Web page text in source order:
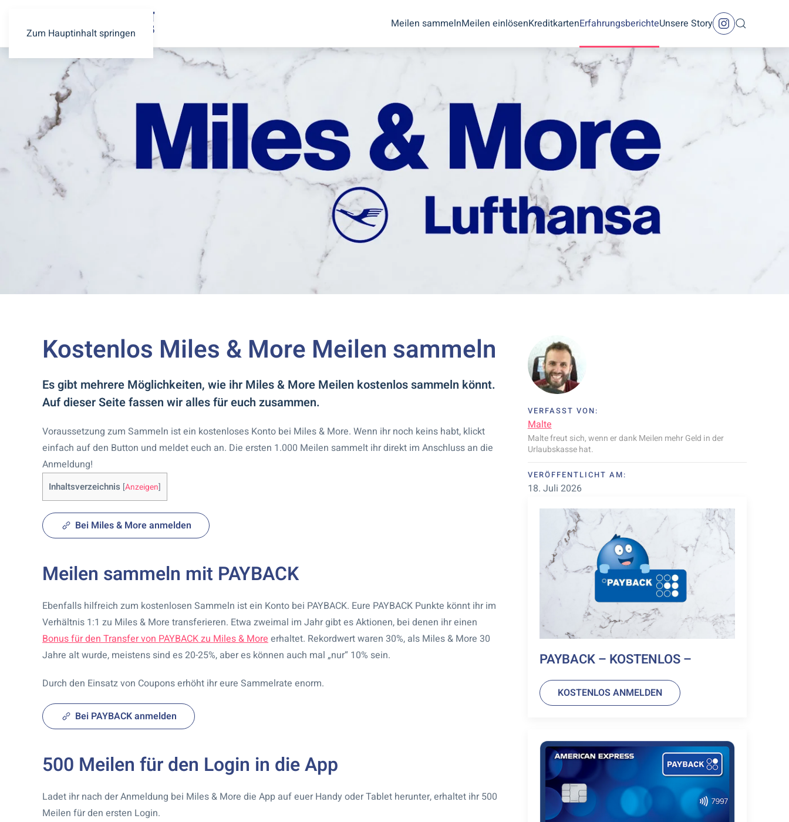
Zum Hauptinhalt springen
Meilen sammelnMeilen einlösenKreditkartenErfahrungsberichteUnsere Story
Kostenlos Miles & More Meilen sammeln
Es gibt mehrere Möglichkeiten, wie ihr Miles & More Meilen kostenlos sammeln könnt.
Auf dieser Seite fassen wir alles für euch zusammen.
Voraussetzung zum Sammeln ist ein kostenloses Konto bei Miles & More. Wenn ihr noch keins habt, klickt
einfach auf den Button und meldet euch an. Die ersten 1.000 Meilen sammelt ihr direkt im Anschluss an die
Anmeldung!
Inhaltsverzeichnis [Anzeigen]
Bei Miles & More anmelden
Meilen sammeln mit PAYBACK
Ebenfalls hilfreich zum kostenlosen Sammeln ist ein Konto bei PAYBACK. Eure PAYBACK Punkte könnt ihr im
Verhältnis 1:1 zu Miles & More transferieren. Etwa zweimal im Jahr gibt es Aktionen, bei denen ihr einen
Bonus für den Transfer von PAYBACK zu Miles & Moreerhaltet. Rekordwert waren 30%, als Miles & More 30
Jahre alt wurde, meistens sind es 20-25%, aber es können auch mal „nur“ 10% sein.
Durch den Einsatz von Coupons erhöht ihr eure Sammelrate enorm.
Bei PAYBACK anmelden
500 Meilen für den Login in die App
Ladet ihr nach der Anmeldung bei Miles & More die App auf euer Handy oder Tablet herunter, erhaltet ihr 500
Meilen für den ersten Login.
VERFASST VON:
Malte
Malte freut sich, wenn er dank Meilen mehr Geld in der
Urlaubskasse hat.
VERÖFFENTLICHT AM:
18. Juli 2026
PAYBACK – KOSTENLOS –
KOSTENLOS ANMELDEN